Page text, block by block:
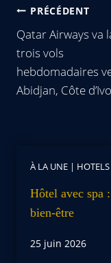
PRÉCÉDENT
Qatar Airways va
trois vols
hebdomadaires
Abidjan, Côte
À LA UNE | HOTELS
Hôtel avec spa
bien-être
25 juin 2026